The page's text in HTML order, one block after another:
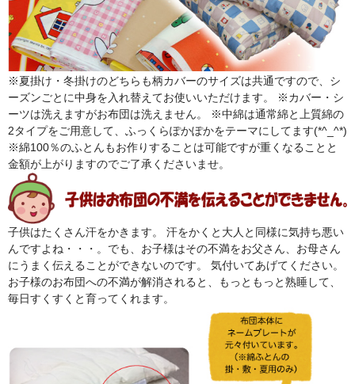
※夏掛け・冬掛けのどちらも柄カバーのサイズは共通ですので、シ
ーズンごとに中身を入れ替えてお使いいただけます。 ※カバー・シ
ーツは洗えますがお布団は洗えません。 ※中綿は通常綿と上質綿の
2タイプをご用意して、ふっくらぽかぽかをテーマにしてます(*^_^*)
※綿100％のふとんもお作りすることは可能ですが重くなることと
金額が上がりますのでご了承くださいませ。
子供はたくさん汗をかきます。 汗をかくと大人と同様に気持ち悪い
んですよね・・・。でも、お子様はその不満をお父さん、お母さん
にうまく伝えることができないのです。 気付いてあげてください。
お子様のお布団への不満が解消されると、もっともっと熟睡して、
毎日すくすくと育ってくれます。